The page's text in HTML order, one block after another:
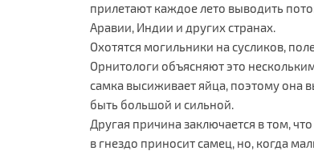
прилетают каждое лето выводить
Аравии, Индии и других странах.
Охотятся могильники на сусликов,
Орнитологи объясняют это
самка высиживает яйца, поэтому она
быть большой и сильной.
Другая причина заключается в том,
в гнездо приносит самец, но, когда